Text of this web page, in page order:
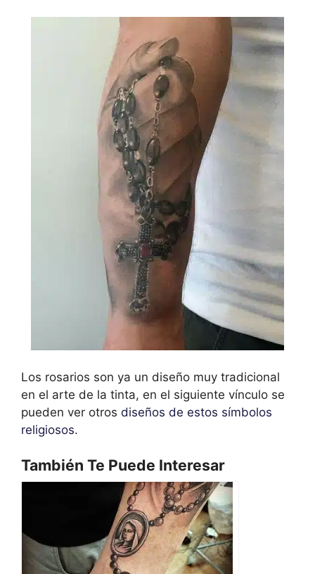
Los rosarios son ya un diseño muy tradicional
en el arte de la tinta, en el siguiente vínculo se
pueden ver otros diseños de estos símbolos
religiosos.
También Te Puede Interesar